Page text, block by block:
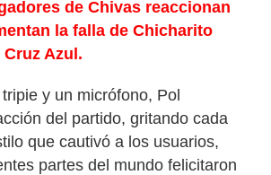
de Chivas reaccionan
la falla de Chicharito
Azul.
y un micrófono, Pol
del partido, gritando cada
que cautivó a los usuarios,
partes del mundo felicitaron